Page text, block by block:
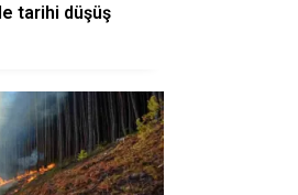
tarihi düşüş